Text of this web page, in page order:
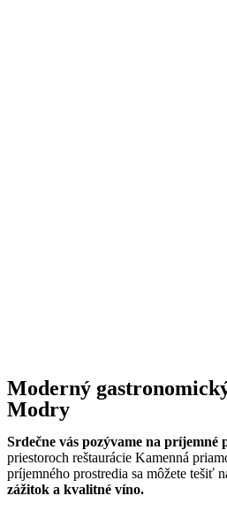
Moderný
Modry
Srdečne vás pozývame na príjemné
priestoroch reštaurácie Kamenná
príjemného prostredia sa môžete tešiť
zážitok a kvalitné víno.